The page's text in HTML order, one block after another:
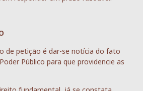
de petição é dar-se notícia do fato
Público para que providencie as